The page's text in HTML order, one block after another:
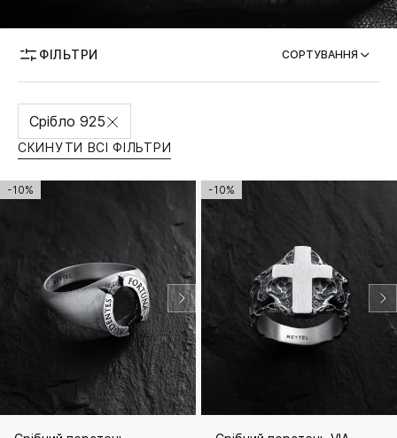
ФІЛЬТРИ
МОЖЛИВІСТЬ ГРАВІЮВАННЯ СОРТУВАННЯ
Срібло 925
СКИНУТИ ВСІ ФІЛЬТРИ
-10% -10%